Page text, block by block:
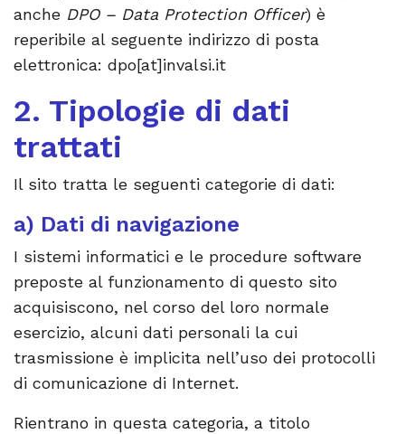
anche DPO – Data Protection Officer) è
reperibile al seguente indirizzo di posta
elettronica: dpo[at]invalsi.it
2. Tipologie di dati
trattati
Il sito tratta le seguenti categorie di dati:
a) Dati di navigazione
I sistemi informatici e le procedure software
preposte al funzionamento di questo sito
acquisiscono, nel corso del loro normale
esercizio, alcuni dati personali la cui
trasmissione è implicita nell’uso dei protocolli
di comunicazione di Internet.
Rientrano in questa categoria, a titolo